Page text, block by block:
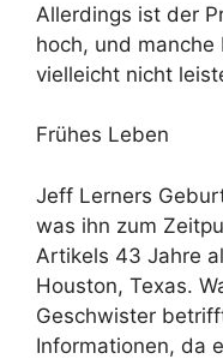
Allerdings ist der
hoch, und manche
vielleicht nicht
Frühes Leben
Jeff Lerners
was ihn zum
Artikels 43 Jahre
Houston, Texas.
Geschwister
Informationen, da